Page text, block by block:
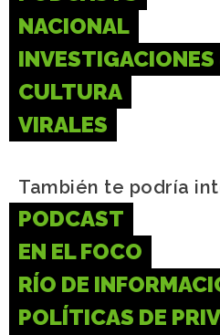
NACIONAL
CULTURA
VIRALES
También te podría
PODCAST
EN EL FOCO
RÍO DE
POLÍTICAS DE